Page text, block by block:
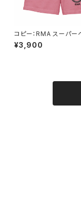
コピー：RMA スーパーヘビーウ
エイトハーフパンツ
¥3,900